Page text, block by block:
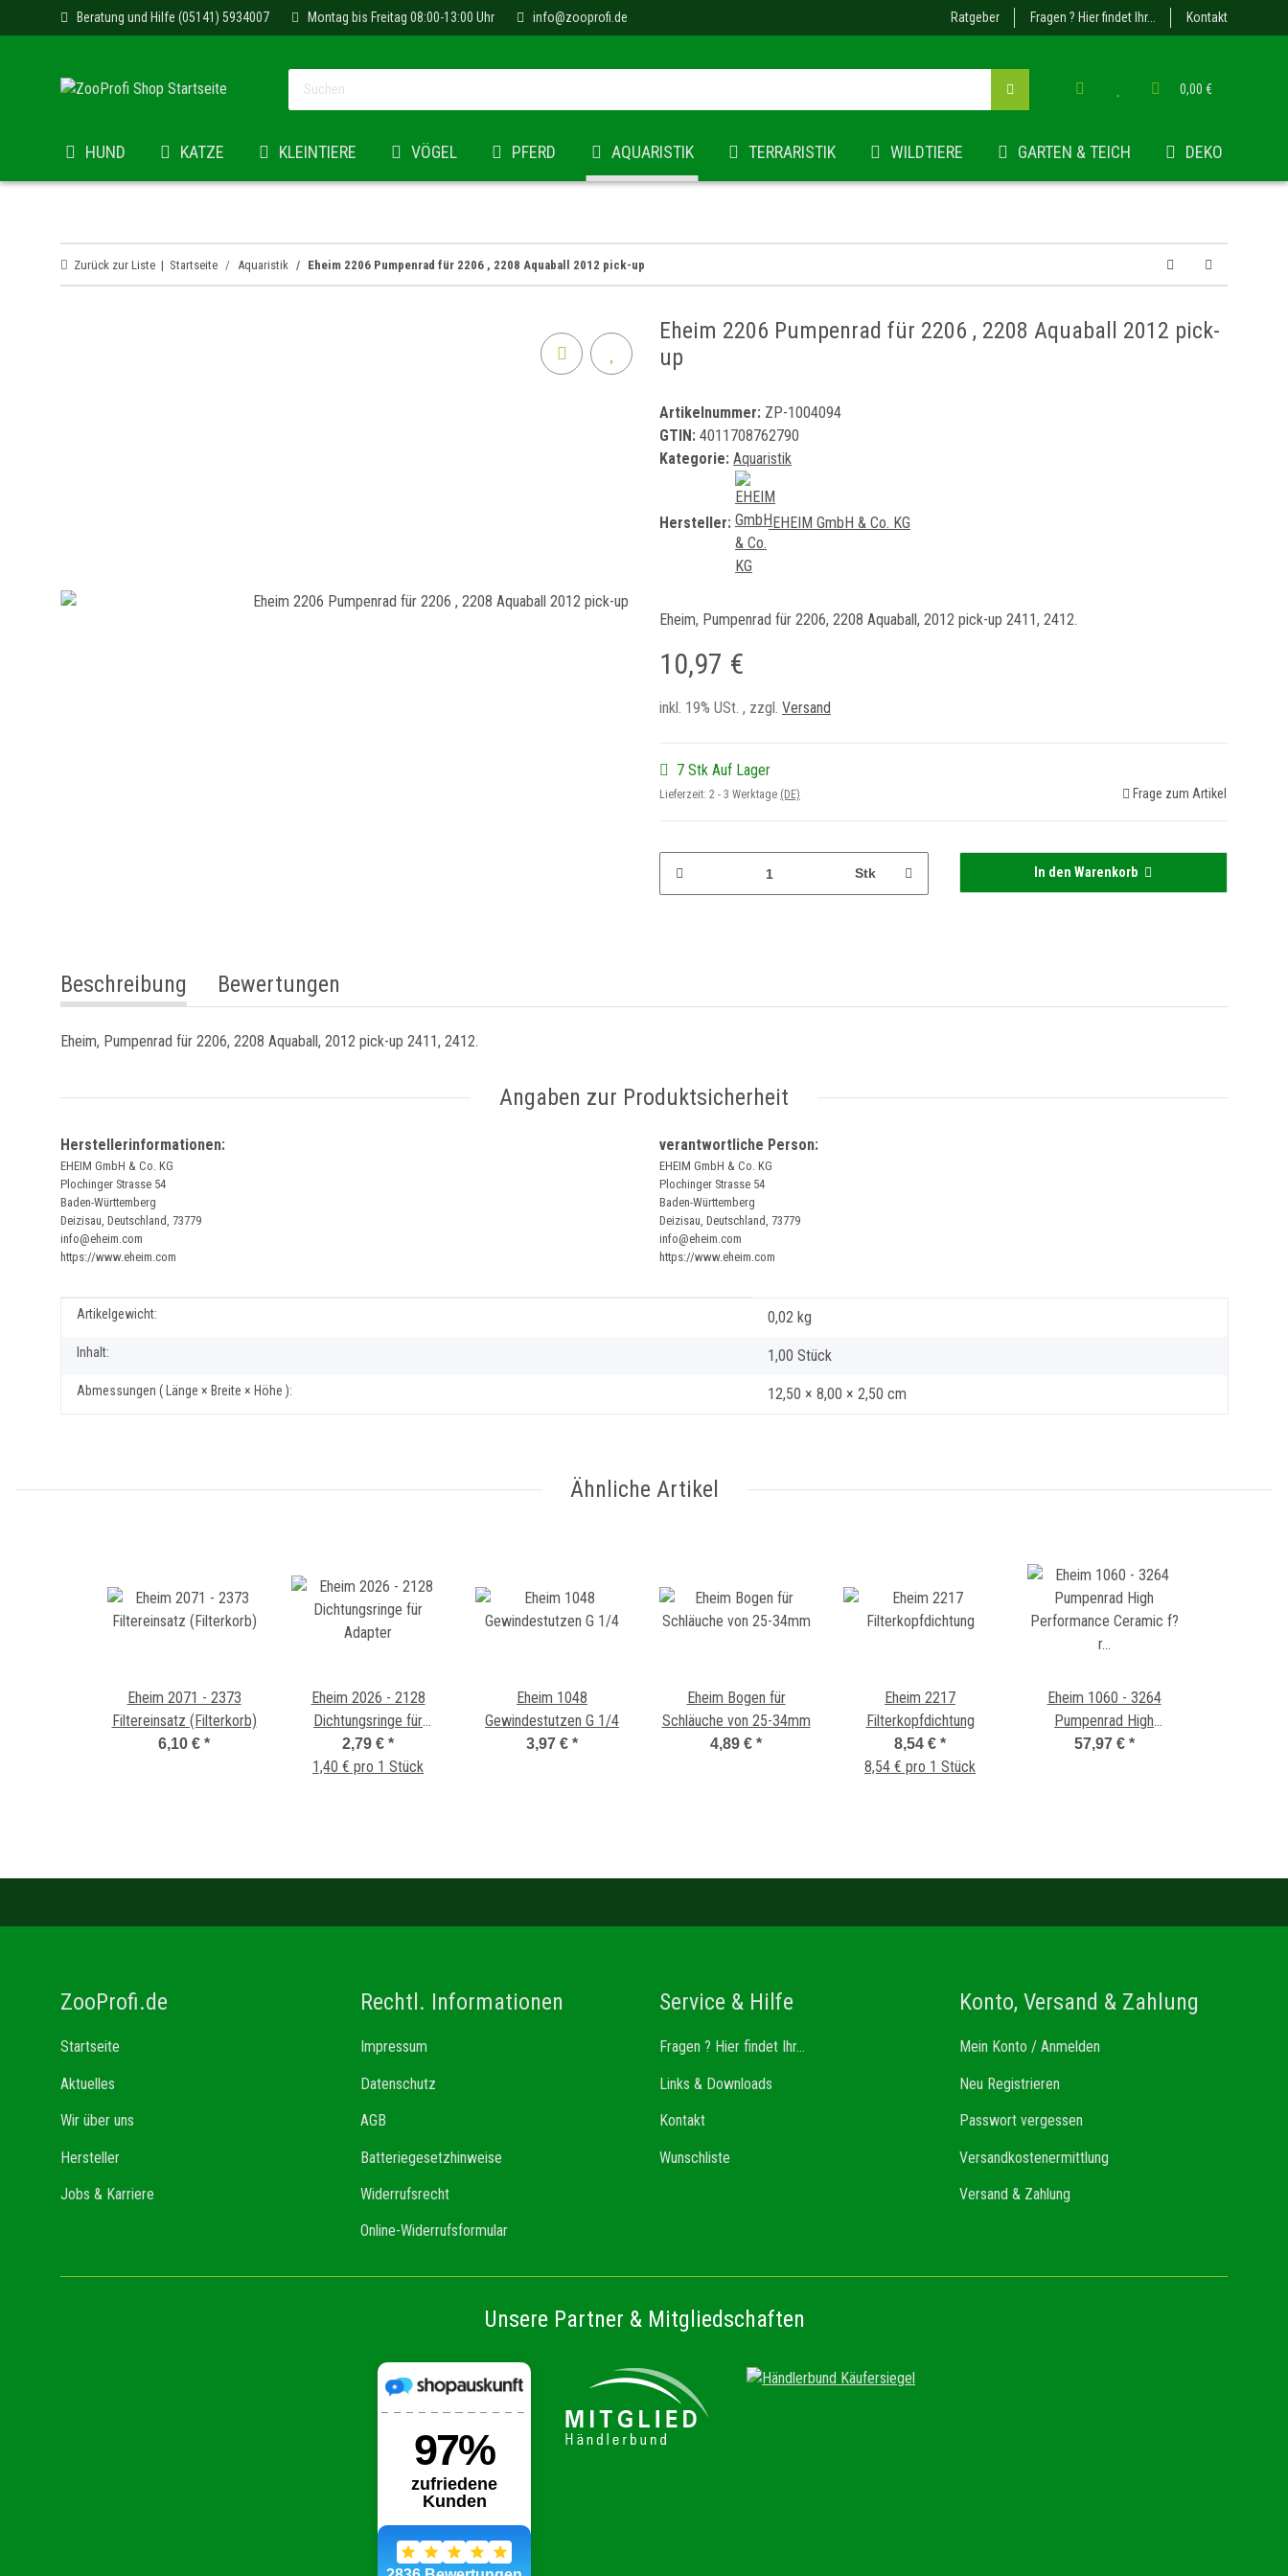
Ratgeber Fragen ? Hier findet Ihr... Kontakt
Beratung und Hilfe (05141) 5934007 Montag bis Freitag 08:00-13:00 Uhr info@zooprofi.de
0,00 €
HUND KATZE KLEINTIERE VÖGEL PFERD AQUARISTIK TERRARISTIK WILDTIERE GARTEN & TEICH DEKO
Zurück zur Liste Startseite Aquaristik Eheim 2206 Pumpenrad für 2206 , 2208 Aquaball 2012 pick-up
Eheim 2206 Pumpenrad für 2206 , 2208 Aquaball 2012 pick-
up
Artikelnummer: ZP-1004094
GTIN: 4011708762790
Kategorie: Aquaristik
Hersteller: EHEIM GmbH & Co. KG
Eheim, Pumpenrad für 2206, 2208 Aquaball, 2012 pick-up 2411, 2412.
10,97 €
inkl. 19% USt. , zzgl. Versand
7 Stk Auf Lager
Lieferzeit: 2 - 3 Werktage (DE) Frage zum Artikel
Stk In den Warenkorb
weitere Registerkarten anzeigen
Beschreibung Bewertungen
Eheim, Pumpenrad für 2206, 2208 Aquaball, 2012 pick-up 2411, 2412.
Angaben zur Produktsicherheit
Herstellerinformationen:
EHEIM GmbH & Co. KG
Plochinger Strasse 54
Baden-Württemberg
Deizisau, Deutschland, 73779
info@eheim.com
https://www.eheim.com
verantwortliche Person:
EHEIM GmbH & Co. KG
Plochinger Strasse 54
Baden-Württemberg
Deizisau, Deutschland, 73779
info@eheim.com
https://www.eheim.com
Produkteigenschaft
Wert
Artikelgewicht: 0,02 kg
Inhalt: 1,00 Stück
Abmessungen ( Länge × Breite × Höhe ): 12,50 × 8,00 × 2,50 cm
Ähnliche Artikel
Eheim 2071 - 2373
Filtereinsatz (Filterkorb)
6,10 € *
Eheim 2026 - 2128
Dichtungsringe für
Adapter
2,79 € *
1,40 € pro 1 Stück
Eheim 1048
Gewindestutzen G 1/4
3,97 € *
Eheim Bogen für
Schläuche von 25-34mm
4,89 € *
Eheim 2217
Filterkopfdichtung
8,54 € *
8,54 € pro 1 Stück
Eheim 1060 - 3264
Pumpenrad High
Performance Ceramic f?r
57,97 € *
ZooProfi.de
Startseite
Aktuelles
Wir über uns
Hersteller
Jobs & Karriere
Rechtl. Informationen
Impressum
Datenschutz
AGB
Batteriegesetzhinweise
Widerrufsrecht
Online-Widerrufsformular
Service & Hilfe
Fragen ? Hier findet Ihr...
Links & Downloads
Kontakt
Wunschliste
Konto, Versand & Zahlung
Mein Konto / Anmelden
Neu Registrieren
Passwort vergessen
Versandkostenermittlung
Versand & Zahlung
Unsere Partner & Mitgliedschaften